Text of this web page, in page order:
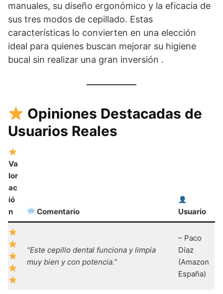
manuales, su diseño ergonómico y la eficacia de
sus tres modos de cepillado. Estas
características lo convierten en una elección
ideal para quienes buscan mejorar su higiene
bucal sin realizar una gran inversión .
Opiniones Destacadas de
Usuarios Reales
Va
lor
ac
ió
n
Comentario Usuario
“Este cepillo dental funciona y limpia
muy bien y con potencia.”
– Paco
Díaz
(Amazon
España)